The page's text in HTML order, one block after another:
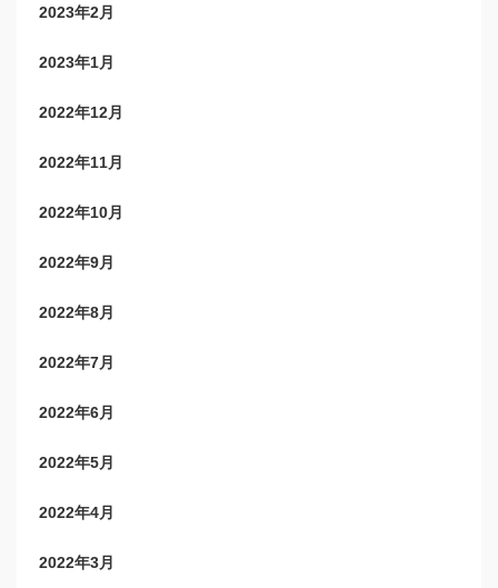
2023年2月
2023年1月
2022年12月
2022年11月
2022年10月
2022年9月
2022年8月
2022年7月
2022年6月
2022年5月
2022年4月
2022年3月